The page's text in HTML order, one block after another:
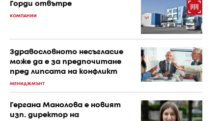
Горди отвътре
КОМПАНИИ
Здравословното несъгласие
може да е за предпочитане
пред липсата на конфликт
МЕНИДЖМЪНТ
Гергана Манолова е новият
изп. директор на